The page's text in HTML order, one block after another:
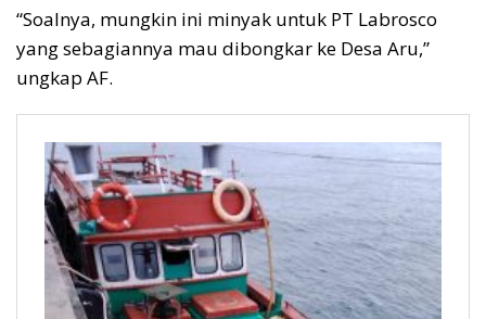
“Soalnya, mungkin ini minyak untuk PT Labrosco
yang sebagiannya mau dibongkar ke Desa Aru,”
ungkap AF.